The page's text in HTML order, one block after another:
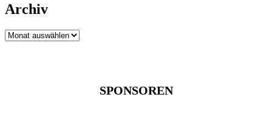
Archiv
Archiv
SPONSOREN